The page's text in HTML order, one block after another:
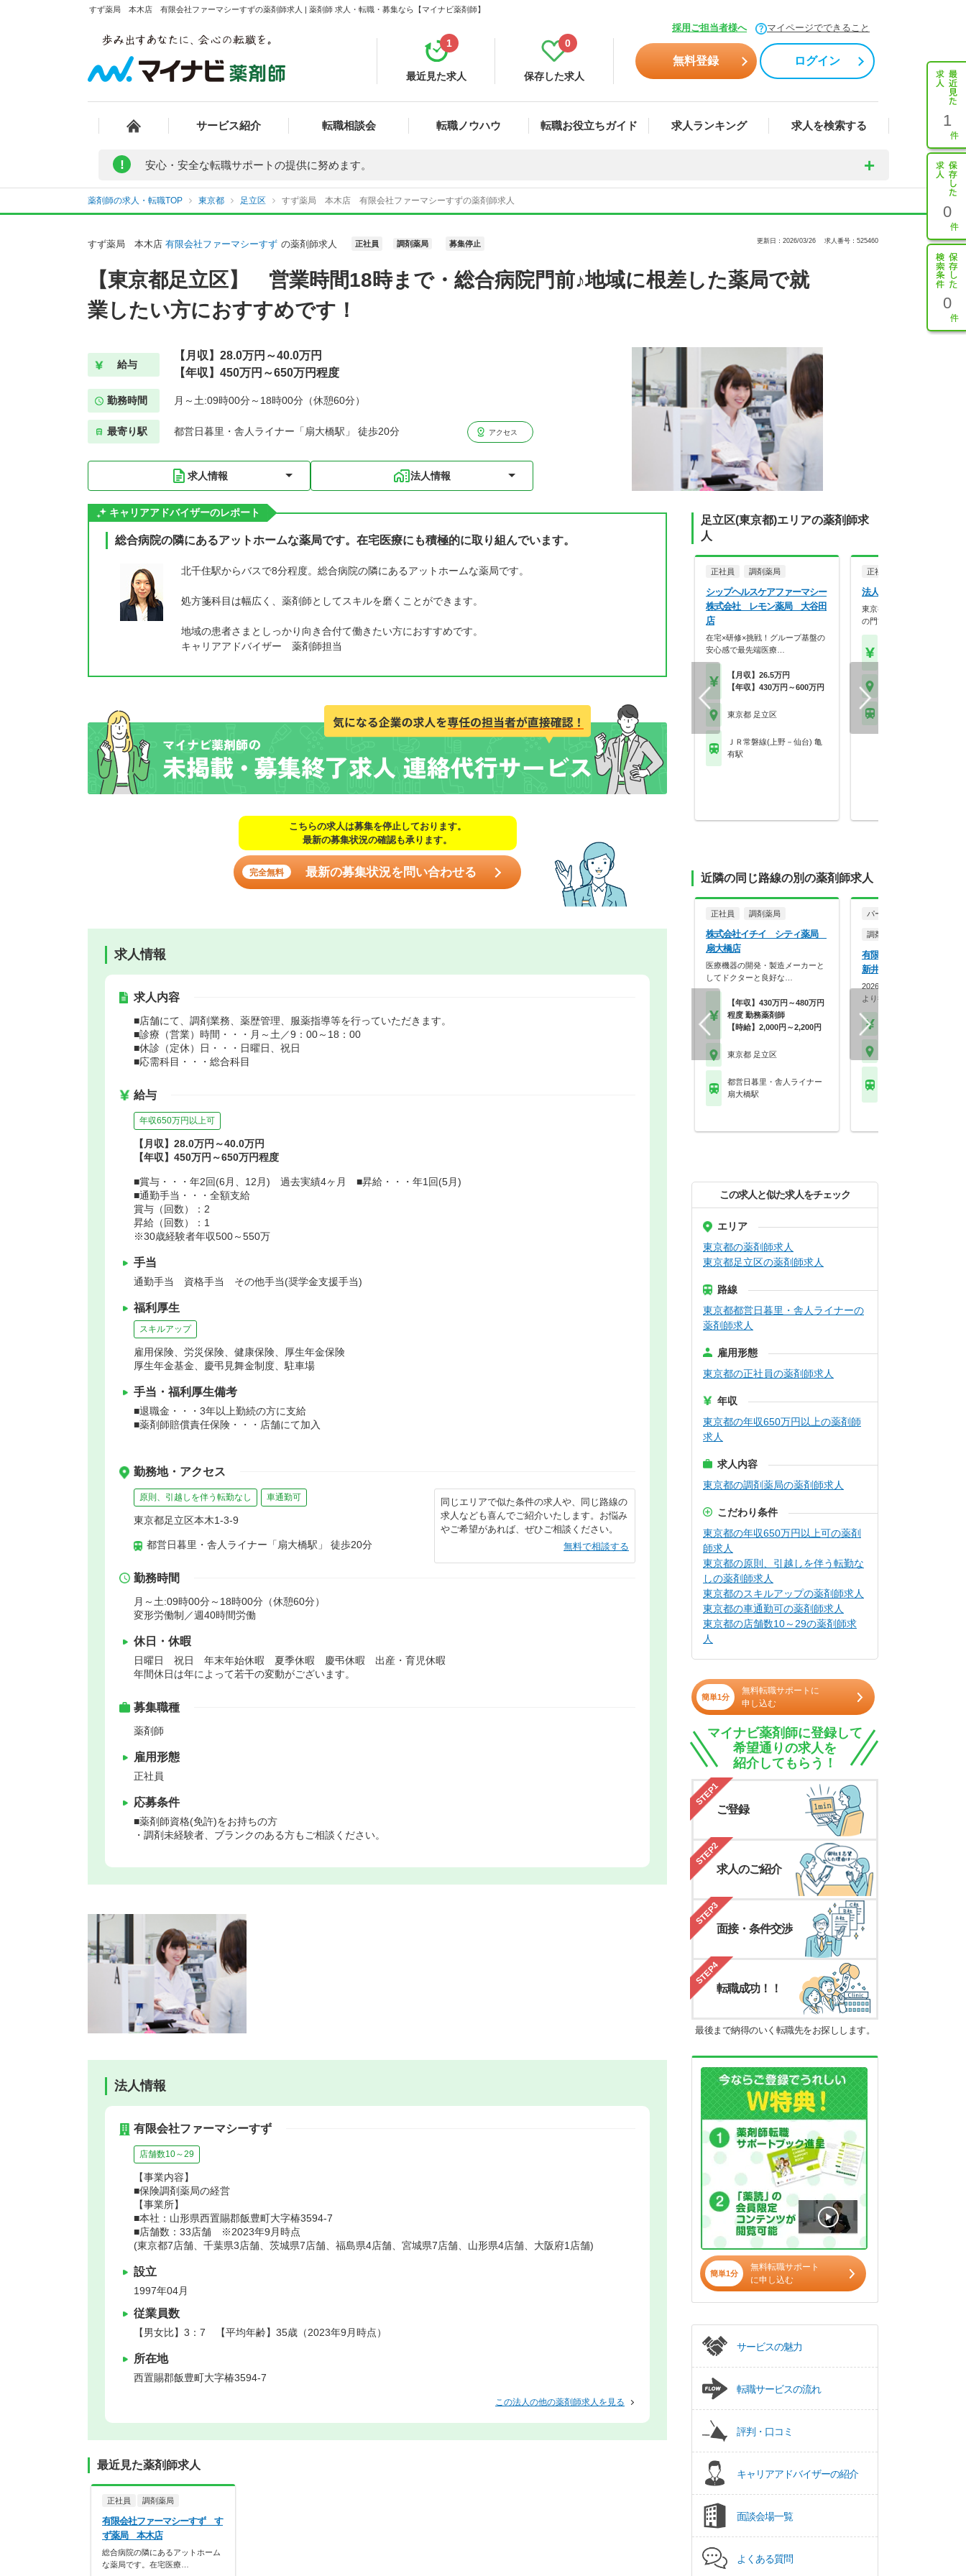
すず薬局 本木店 有限会社ファーマシーすずの薬剤師求人 | 薬剤師 求人・転職・募集なら【マイナビ薬剤師】
採用ご担当者様へ マイページでできること
最近見た求人
1
保存した求人
0
無料登録 ログイン
サービス紹介 転職相談会 転職ノウハウ 転職お役立ちガイド 求人ランキング 求人を検索する 1
0
0
! 安心・安全な転職サポートの提供に努めます。
薬剤師の求人・転職TOP 東京都 足立区 すず薬局 本木店 有限会社ファーマシーすずの薬剤師求人
すず薬局 本木店 有限会社ファーマシーすず の薬剤師求人 正社員 調剤薬局 募集停止 更新日：2026/03/26 求人番号：525460
【東京都足立区】 営業時間18時まで・総合病院門前♪地域に根差した薬局で就
業したい方におすすめです！
給与
【月収】28.0万円～40.0万円
【年収】450万円～650万円程度
勤務時間 月～土:09時00分～18時00分（休憩60分）
最寄り駅 都営日暮里・舎人ライナー「扇大橋駅」 徒歩20分 アクセス
求人情報 法人情報
キャリアアドバイザーのレポート
総合病院の隣にあるアットホームな薬局です。在宅医療にも積極的に取り組んでいます。
北千住駅からバスで8分程度。総合病院の隣にあるアットホームな薬局です。
処方箋科目は幅広く、薬剤師としてスキルを磨くことができます。
地域の患者さまとしっかり向き合付て働きたい方におすすめです。
キャリアアドバイザー 薬剤師担当
こちらの求人は募集を停止しております。
最新の募集状況の確認も承ります。
完全無料 最新の募集状況を問い合わせる
求人情報
求人内容
■店舗にて、調剤業務、薬歴管理、服薬指導等を行っていただきます。
■診療（営業）時間・・・月～土／9：00～18：00
■休診（定休）日・・・日曜日、祝日
■応需科目・・・総合科目
給与
年収650万円以上可
【月収】28.0万円～40.0万円
【年収】450万円～650万円程度
■賞与・・・年2回(6月、12月) 過去実績4ヶ月 ■昇給・・・年1回(5月)
■通勤手当・・・全額支給
賞与（回数）：2
昇給（回数）：1
※30歳経験者年収500～550万
手当
通勤手当 資格手当 その他手当(奨学金支援手当)
福利厚生
スキルアップ
雇用保険、労災保険、健康保険、厚生年金保険
厚生年金基金、慶弔見舞金制度、駐車場
手当・福利厚生備考
■退職金・・・3年以上勤続の方に支給
■薬剤師賠償責任保険・・・店舗にて加入
勤務地・アクセス
原則、引越しを伴う転勤なし 車通勤可
東京都足立区本木1-3-9
都営日暮里・舎人ライナー「扇大橋駅」 徒歩20分
同じエリアで似た条件の求人や、同じ路線の
求人なども喜んでご紹介いたします。お悩み
やご希望があれば、ぜひご相談ください。
無料で相談する
勤務時間
月～土:09時00分～18時00分（休憩60分）
変形労働制／週40時間労働
休日・休暇
日曜日 祝日 年末年始休暇 夏季休暇 慶弔休暇 出産・育児休暇
年間休日は年によって若干の変動がございます。
募集職種
薬剤師
雇用形態
正社員
応募条件
■薬剤師資格(免許)をお持ちの方
・調剤未経験者、ブランクのある方もご相談ください。
法人情報
有限会社ファーマシーすず
店舗数10～29
【事業内容】
■保険調剤薬局の経営
【事業所】
■本社：山形県西置賜郡飯豊町大字椿3594-7
■店舗数：33店舗 ※2023年9月時点
(東京都7店舗、千葉県3店舗、茨城県7店舗、福島県4店舗、宮城県7店舗、山形県4店舗、大阪府1店舗)
設立
1997年04月
従業員数
【男女比】3：7 【平均年齢】35歳（2023年9月時点）
所在地
西置賜郡飯豊町大字椿3594-7
この法人の他の薬剤師求人を見る
最近見た薬剤師求人
正社員 調剤薬局
有限会社ファーマシーすず す
ず薬局 本木店
総合病院の隣にあるアットホーム
な薬局です。在宅医療…
足立区(東京都)エリアの薬剤師求
人
正社員 調剤薬局
シップヘルスケアファーマシー
株式会社 レモン薬局 大谷田
店
在宅×研修×挑戦！グループ基盤の
安心感で最先端医療…
【月収】26.5万円
【年収】430万円～600万円
東京都 足立区
ＪＲ常磐線(上野－仙台) 亀
有駅
正社員
法人名非公開
東京都23区内の病院・クリ
の門前にマンツーマ…
近隣の同じ路線の別の薬剤師求人
正社員 調剤薬局
株式会社イチイ シティ薬局
扇大橋店
医療機器の開発・製造メーカーと
してドクターと良好な…
【年収】430万円～480万円
程度 勤務薬剤師
【時給】2,000円～2,200円
東京都 足立区
都営日暮里・舎人ライナー
扇大橋駅
パート・アルバイト
調剤薬局
有限会社下田調剤センタ
新井大師店（仮名）
2026年10月1日オープン！最
より徒歩圏内で…
この求人と似た求人をチェック
エリア
東京都の薬剤師求人
東京都足立区の薬剤師求人
路線
東京都都営日暮里・舎人ライナーの
薬剤師求人
雇用形態
東京都の正社員の薬剤師求人
年収
東京都の年収650万円以上の薬剤師
求人
求人内容
東京都の調剤薬局の薬剤師求人
こだわり条件
東京都の年収650万円以上可の薬剤
師求人
東京都の原則、引越しを伴う転勤な
しの薬剤師求人
東京都のスキルアップの薬剤師求人
東京都の車通勤可の薬剤師求人
東京都の店舗数10～29の薬剤師求
人
簡単1分
無料転職サポートに
申し込む
マイナビ薬剤師に登録して
希望通りの求人を
紹介してもらう！
STEP1
ご登録
STEP2
求人のご紹介
STEP3
面接・条件交渉
STEP4
転職成功！！
最後まで納得のいく転職先をお探しします。
簡単1分
無料転職サポート
に申し込む
サービスの魅力
転職サービスの流れ
評判・口コミ
キャリアアドバイザーの紹介
面談会場一覧
よくある質問